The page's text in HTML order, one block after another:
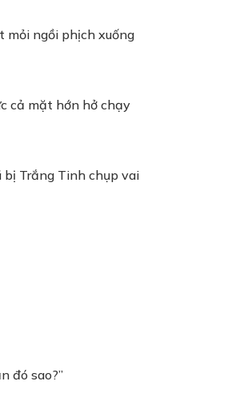
mỏi ngồi phịch xuống
cả mặt hớn hở chạy
Trắng Tinh chụp vai
đó sao?”